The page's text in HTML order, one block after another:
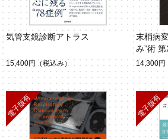
気管支鏡診断アトラス
15,400円 （税込み）
末梢病
み”術 第
14,300円